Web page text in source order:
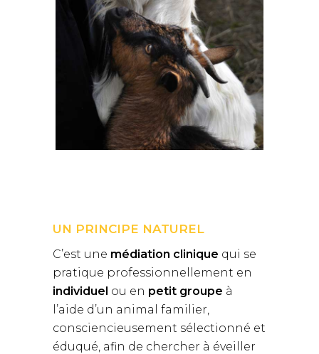
UN PRINCIPE NATUREL
C’est une médiation clinique qui se
pratique professionnellement en
individuel ou en petit groupe à
l’aide d’un animal familier,
consciencieusement sélectionné et
éduqué, afin de chercher à éveiller